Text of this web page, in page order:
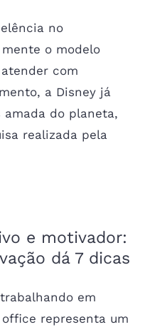
no
o modelo
com
a Disney já
do planeta,
realizada pela
e motivador:
dá 7 dicas
em
office representa um